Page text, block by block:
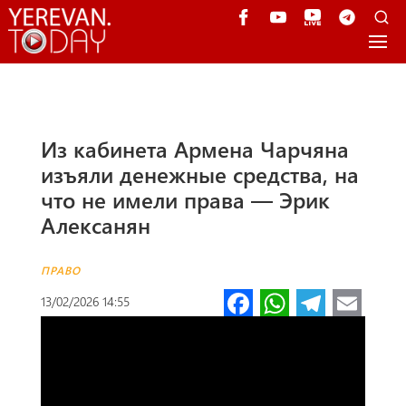
Из кабинета Армена Чарчяна
изъяли денежные средства, на
что не имели права — Эрик
Алексанян
ПРАВО
13/02/2026 14:55 Fa W Te